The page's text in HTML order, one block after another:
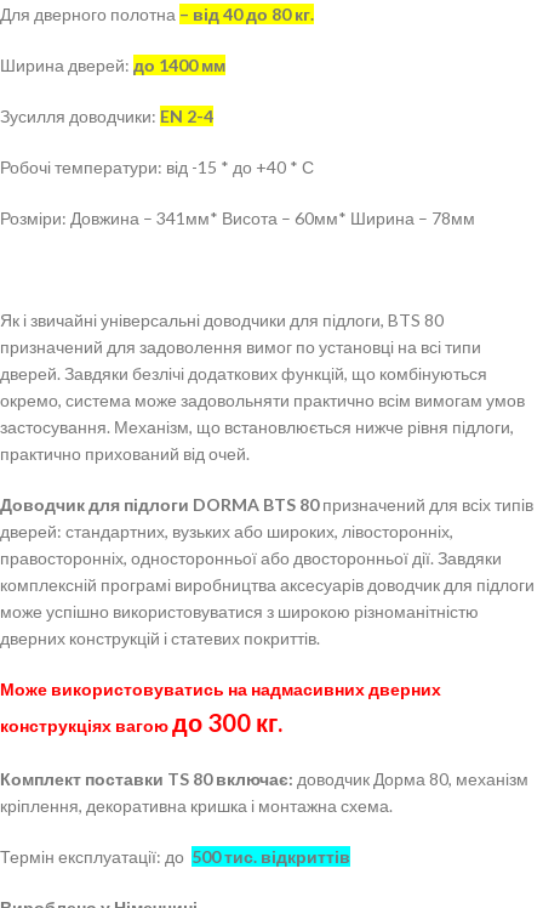
Для дверного полотна – від 40 до 80 кг.
Ширина дверей: до 1400 мм
Зусилля доводчики: EN 2-4
Робочі температури: від -15 * до +40 * С
Розміри: Довжина – 341мм* Висота – 60мм* Ширина – 78мм
Як і звичайні універсальні доводчики для підлоги, BTS 80
призначений для задоволення вимог по установці на всі типи
дверей. Завдяки безлічі додаткових функцій, що комбінуються
окремо, система може задовольняти практично всім вимогам умов
застосування. Механізм, що встановлюється нижче рівня підлоги,
практично прихований від очей.
Доводчик для підлоги DORMA BTS 80призначений для всіх типів
дверей: стандартних, вузьких або широких, лівосторонніх,
правосторонніх, односторонньої або двосторонньої дії. Завдяки
комплексній програмі виробництва аксесуарів доводчик для підлоги
може успішно використовуватися з широкою різноманітністю
дверних конструкцій і статевих покриттів.
Може використовуватись на надмасивних дверних
конструкціях вагоюдо 300 кг.
Комплект поставки TS 80 включає: доводчик Дорма 80, механізм
кріплення, декоративна кришка і монтажна схема.
Термін експлуатації: до 500 тис. відкриттів